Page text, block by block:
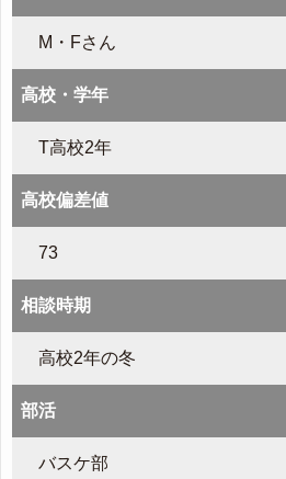
M・Fさん
高校・学年
T高校2年
高校偏差値
73
相談時期
高校2年の冬
部活
バスケ部